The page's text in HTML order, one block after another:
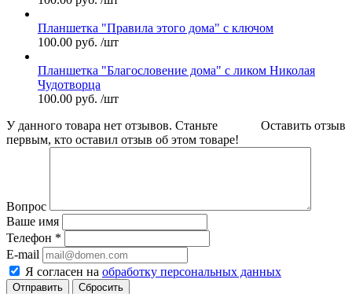
Планшетка "Правила этого дома" с ключом
100.00 руб. /шт
Планшетка "Благословение дома" с ликом Николая
Чудотворца
100.00 руб. /шт
Оставить отзыв
У данного товара нет отзывов. Станьте
первым, кто оставил отзыв об этом товаре!
Вопрос
Ваше имя
Телефон *
E-mail
Я согласен на обработку персональных данных
Сбросить